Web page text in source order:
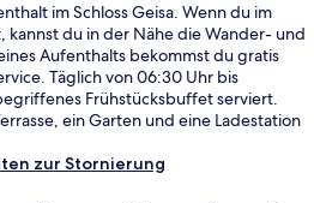
im Schloss Geisa. Wenn du im
kannst du in der Nähe die Wander- und
Aufenthalts bekommst du gratis
Täglich von 06:30 Uhr bis
Frühstücksbuffet serviert.
ein Garten und eine Ladestation
zur Stornierung